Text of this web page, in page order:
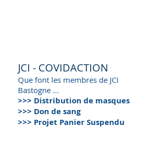
JCI - COVIDACTION
Que font les membres de JCI
Bastogne ...
>>> Distribution de masques
>>> Don de sang
>>> Projet Panier Suspendu